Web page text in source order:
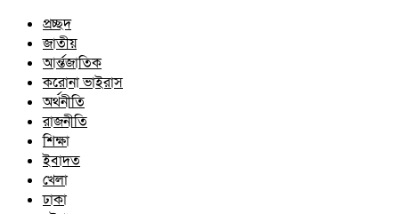
প্রচ্ছদ
জাতীয়
আর্ন্তজাতিক
করোনা ভাইরাস
অর্থনীতি
রাজনীতি
শিক্ষা
ইবাদত
খেলা
ঢাকা